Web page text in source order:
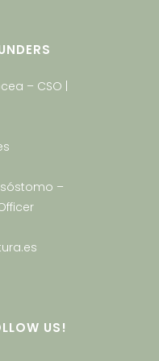
– CSO |
–
US!